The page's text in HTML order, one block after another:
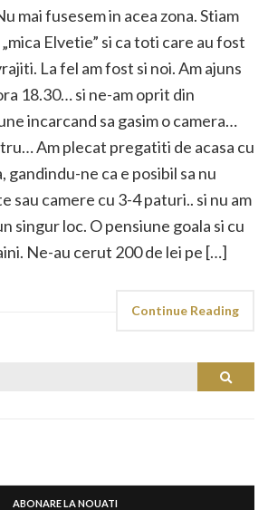
mai fusesem in acea zona. Stiam
Elvetie” si ca toti care au fost
La fel am fost si noi. Am ajuns
18.30… si ne-am oprit din
incarcand sa gasim o camera…
Am plecat pregatiti de acasa cu
gandindu-ne ca e posibil sa nu
sau camere cu 3-4 paturi.. si nu am
singur loc. O pensiune goala si cu
Ne-au cerut 200 de lei pe […]
Continue Reading
Search
ABONARE LA NOUATI